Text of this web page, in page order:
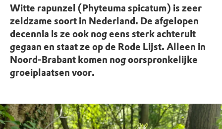
Witte rapunzel (Phyteuma spicatum) is zeer
zeldzame soort in Nederland. De afgelopen
decennia is ze ook nog eens sterk achteruit
gegaan en staat ze op de Rode Lijst. Alleen in
Noord-Brabant komen nog oorspronkelijke
groeiplaatsen voor.